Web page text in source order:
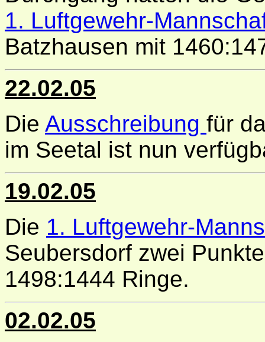
1. Luftgewehr-
Batzhausen mit
22.02.05
Die Ausschreibung für
im Seetal ist nun
19.02.05
Die 1. Luftgewehr-
Seubersdorf zwei
1498:1444 Ringe.
02.02.05